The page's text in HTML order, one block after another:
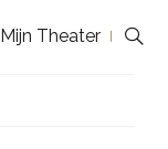
Mijn Theater